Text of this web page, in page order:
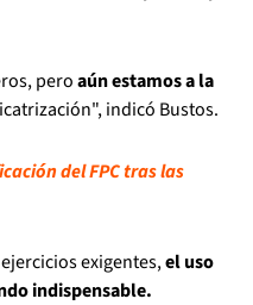
peroaún estamos a la
indicó Bustos.
del FPC tras las
exigentes,el uso
indispensable.